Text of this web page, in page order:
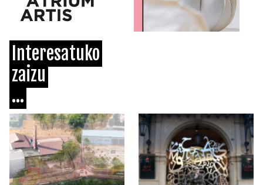
Interesatuko
zaizu
...